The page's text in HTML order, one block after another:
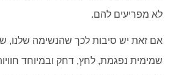
לא מפריעים להם.
אם זאת יש סיבות לכך שהנשימה שלנו,
שמימית נפגמת, לחץ, דחק ובמיוחד